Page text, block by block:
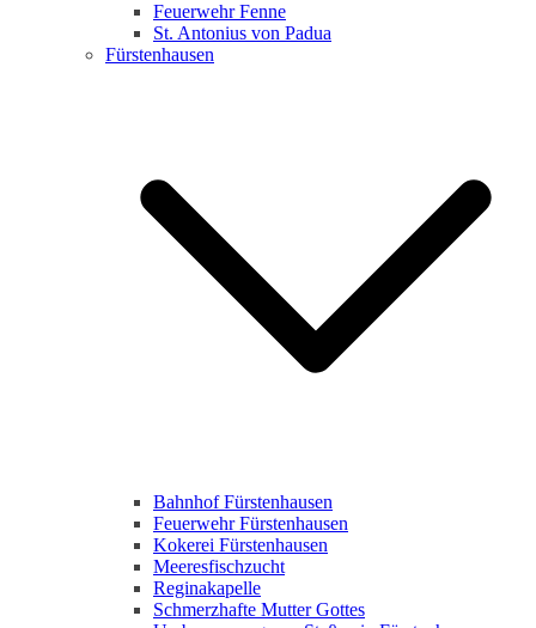
Feuerwehr Fenne
St. Antonius von Padua
Fürstenhausen
Bahnhof Fürstenhausen
Feuerwehr Fürstenhausen
Kokerei Fürstenhausen
Meeresfischzucht
Reginakapelle
Schmerzhafte Mutter Gottes